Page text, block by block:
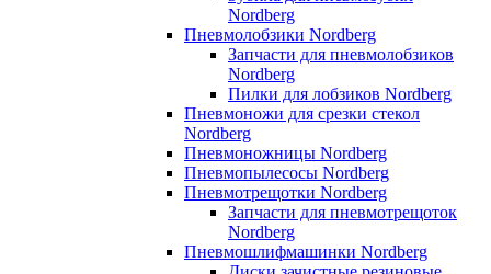
Nordberg
Пневмолобзики Nordberg
Запчасти для пневмолобзиков
Nordberg
Пилки для лобзиков Nordberg
Пневмоножи для срезки стекол
Nordberg
Пневмоножницы Nordberg
Пневмопылесосы Nordberg
Пневмотрещотки Nordberg
Запчасти для пневмотрещоток
Nordberg
Пневмошлифмашинки Nordberg